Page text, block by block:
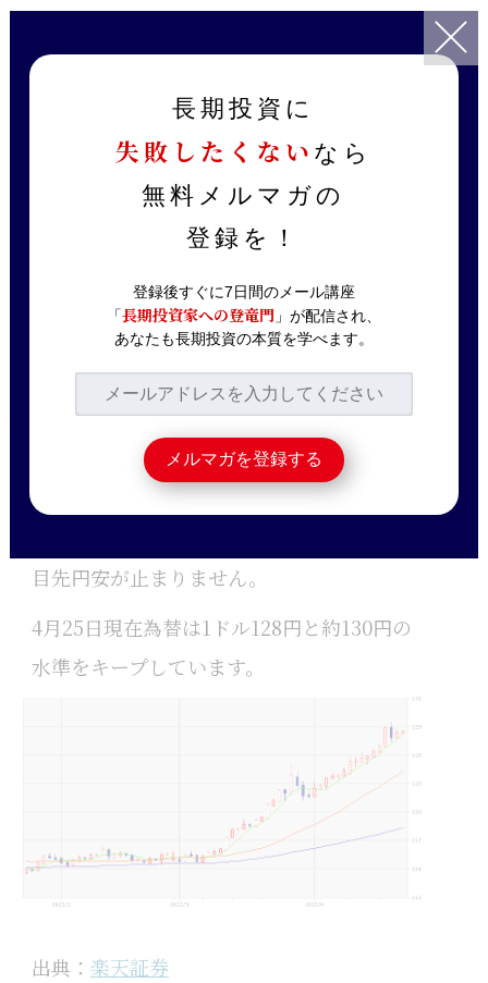
【解説】円安は本当にプラスか？円安好影響の時代は終わった！日
ニュース解説
【解説】円安は本当に
プラスか？円安好影響
の時代は終わった！日
銀の金利操作の本当の
狙い
目先円安が止まりません。
4月25日現在為替は1ドル128円と約130円の
水準をキープしています。
出典： 楽天証券
長期投資に
失敗したくない なら
無料メルマガの
登録を！
登録後すぐに7日間のメール講座
「長期投資家への登竜門」が配信され、
あなたも長期投資の本質を学べます。